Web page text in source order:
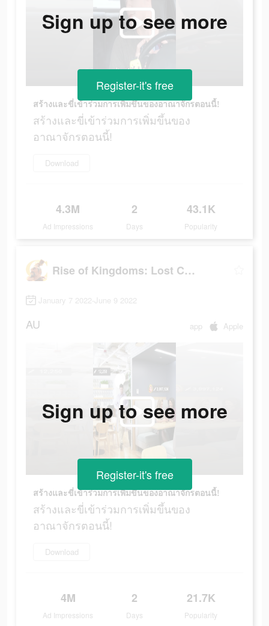
สร้างและขี่เข้าร่วมการเพิ่มขึ้นของอาณาจักรตอนนี้!
สร้างและขี่เข้าร่วมการเพิ่มขึ้นของ
อาณาจักรตอนนี้!
Download
4.3M
Ad Impressions
2
Days
43.1K
Popularity
Sign up to see more
Register-it's free
Rise of Kingdoms: Lost Crusade
January 7 2022-June 9 2022
AU app Apple
สร้างและขี่เข้าร่วมการเพิ่มขึ้นของอาณาจักรตอนนี้!
สร้างและขี่เข้าร่วมการเพิ่มขึ้นของ
อาณาจักรตอนนี้!
Download
4M
Ad Impressions
2
Days
21.7K
Popularity
Sign up to see more
Register-it's free